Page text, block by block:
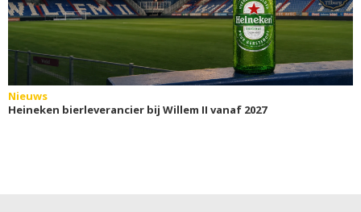
Nieuws
Heineken bierleverancier bij Willem II vanaf 2027